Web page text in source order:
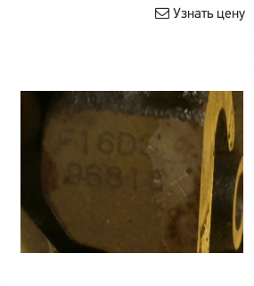
Узнать цену